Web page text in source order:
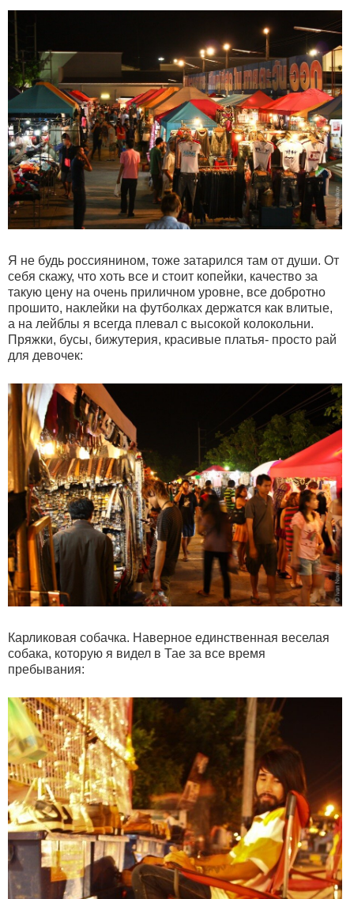
Я не будь россиянином, тоже затарился там от души. От
себя скажу, что хоть все и стоит копейки, качество за
такую цену на очень приличном уровне, все добротно
прошито, наклейки на футболках держатся как влитые,
а на лейблы я всегда плевал с высокой колокольни.
Пряжки, бусы, бижутерия, красивые платья- просто рай
для девочек:
Карликовая собачка. Наверное единственная веселая
собака, которую я видел в Тае за все время
пребывания: